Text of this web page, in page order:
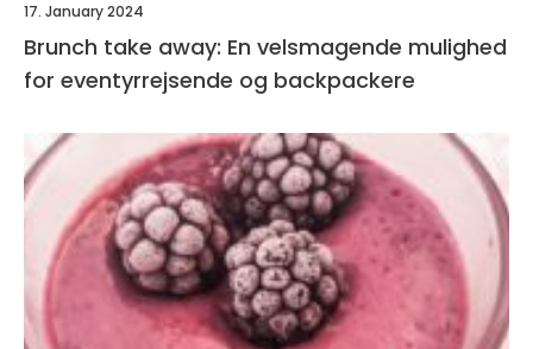
17. January 2024
Brunch take away: En velsmagende mulighed
for eventyrrejsende og backpackere